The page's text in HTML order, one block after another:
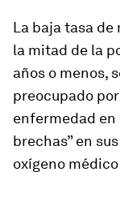
La baja tasa
la mitad de la
años o menos,
preocupado
enfermedad
brechas” en
oxígeno